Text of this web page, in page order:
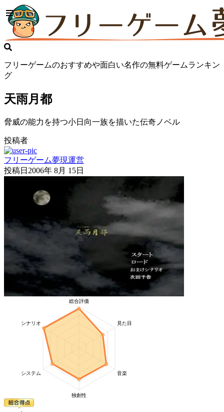
フリーゲームのおすすめや面白い名作の無料ゲームランキン
グ
天雨月都
脅威の能力を持つ小日向一族を描いた伝奇ノベル
投稿者
フリーゲーム夢現運営
投稿日 2006年 8月 15日